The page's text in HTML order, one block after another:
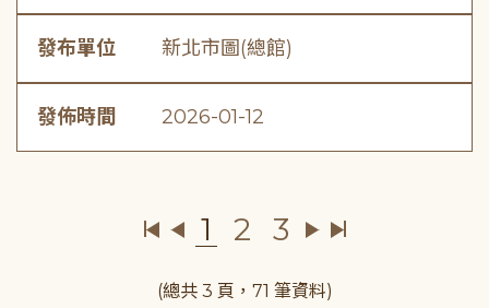
發布單位 新北市圖(總館)
發佈時間 2026-01-12
1 2 3
(總共 3 頁，71 筆資料)